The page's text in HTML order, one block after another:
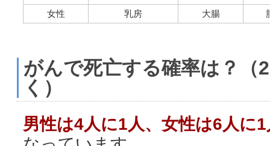
女性
乳房 大腸
がんで死亡する確率は？（
く）
男性は4人に1人、女性は6人に